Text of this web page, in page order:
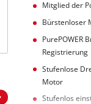
Mitglied der
Bürstenloser
PurePOWER
Registrierung
Stufenlose
Motor
Stufenlos